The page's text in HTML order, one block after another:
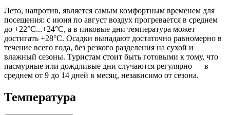
Лето, напротив, является самым комфортным временем для
посещения: с июня по август воздух прогревается в среднем
до +22°C...+24°C, а в пиковые дни температура может
достигать +28°C. Осадки выпадают достаточно равномерно в
течение всего года, без резкого разделения на сухой и
влажный сезоны. Туристам стоит быть готовыми к тому, что
пасмурные или дождливые дни случаются регулярно — в
среднем от 9 до 14 дней в месяц, независимо от сезона.
Температура